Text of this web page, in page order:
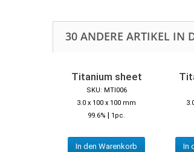
30 ANDERE ARTIKEL IN
Titanium sheet
SKU: MTI006
3.0 x 100 x 100 mm
99.6% | 1pc.
In den Warenkorb In